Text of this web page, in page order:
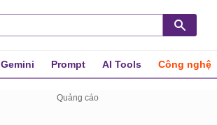
Gemini Prompt AI Tools Công nghệ